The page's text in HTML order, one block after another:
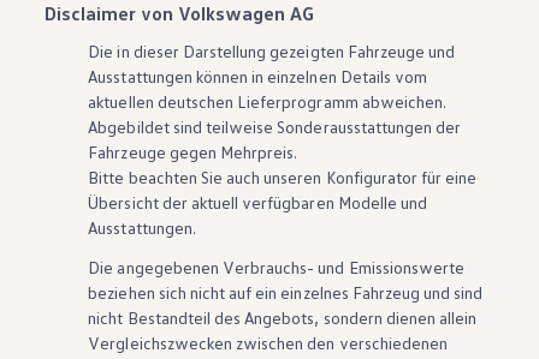
Disclaimer von Volkswagen AG
Die in dieser Darstellung gezeigten Fahrzeuge und
Ausstattungen können in einzelnen Details vom
aktuellen deutschen Lieferprogramm abweichen.
Abgebildet sind teilweise Sonderausstattungen der
Fahrzeuge gegen Mehrpreis.
Bitte beachten Sie auch unseren Konfigurator für eine
Übersicht der aktuell verfügbaren Modelle und
Ausstattungen.
Die angegebenen Verbrauchs- und Emissionswerte
beziehen sich nicht auf ein einzelnes Fahrzeug und sind
nicht Bestandteil des Angebots, sondern dienen allein
Vergleichszwecken zwischen den verschiedenen